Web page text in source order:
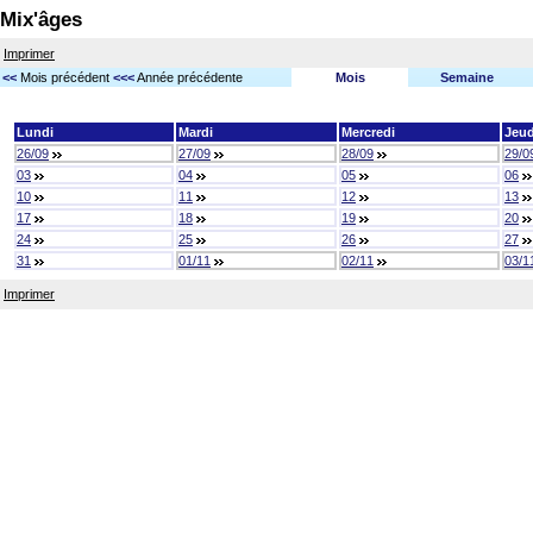
Mix'âges
Imprimer
<< Mois précédent <<<Année précédente Mois Semaine
Lundi Mardi Mercredi
26/09
27/09 28/09
29/
03
04 05
06
10
11 12
13
17
18 19
20
24
25 26
27
31
01/11 02/11 03/
Imprimer